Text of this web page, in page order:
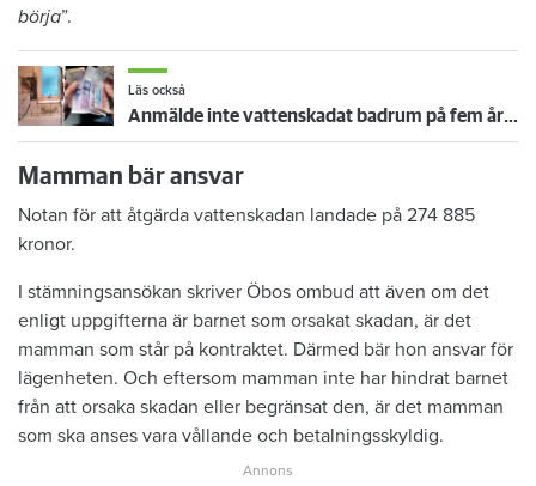
börja”.
Läs också
Anmälde inte vattenskadat badrum på fem år – krävs på 125 000 kronor
Mamman bär ansvar
Notan för att åtgärda vattenskadan landade på 274 885
kronor.
I stämningsansökan skriver Öbos ombud att även om det
enligt uppgifterna är barnet som orsakat skadan, är det
mamman som står på kontraktet. Därmed bär hon ansvar för
lägenheten. Och eftersom mamman inte har hindrat barnet
från att orsaka skadan eller begränsat den, är det mamman
som ska anses vara vållande och betalningsskyldig.